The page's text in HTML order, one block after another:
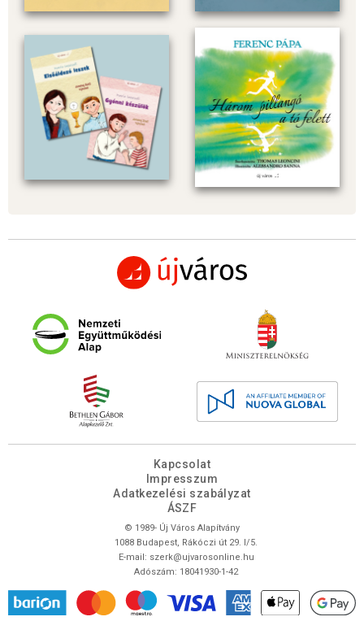
Kapcsolat
Impresszum
Adatkezelési szabályzat
ÁSZF
© 1989- Új Város Alapítvány
1088 Budapest, Rákóczi út 29. I/5.
E-mail: szerk@ujvarosonline.hu
Adószám: 18041930-1-42